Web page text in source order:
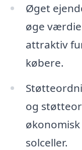
Øget
øge
attraktiv
købere.
og
solceller.